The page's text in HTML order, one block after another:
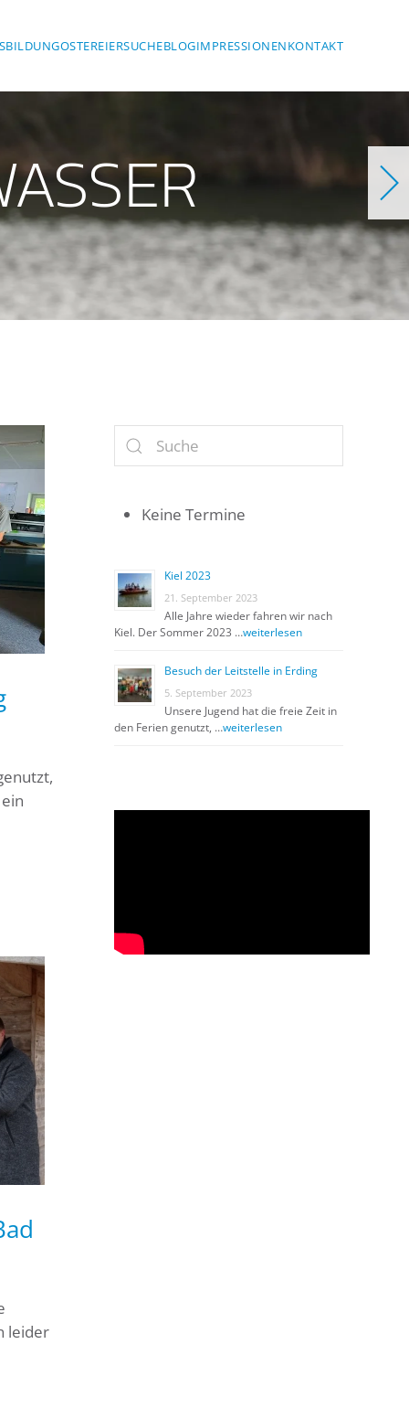
OSTEREIERSUCHEBLOGIMPRESSIONENKONTAKT
leider
Keine Termine
Kiel 2023
21. September 2023
Alle Jahre wieder fahren wir nach
Kiel. Der Sommer 2023 …weiterlesen
Besuch der Leitstelle in Erding
5. September 2023
Unsere Jugend hat die freie Zeit in
den Ferien genutzt, …weiterlesen